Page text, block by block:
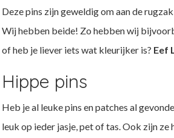
Deze pins zijn geweldig om aan de
Wij hebben beide! Zo hebben wij
of heb je liever iets wat kleurijker is? Eef
Hippe pins
Heb je al leuke pins en patches al
leuk op ieder jasje, pet of tas. Ook zijn ze